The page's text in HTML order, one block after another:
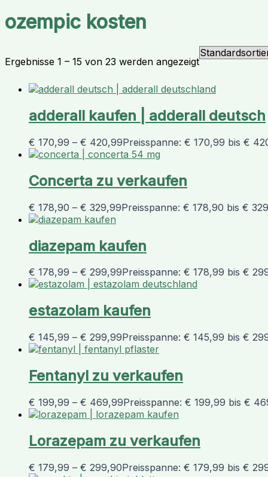
ozempic kosten
Ergebnisse 1 – 15 von 23 werden angezeigt
adderall kaufen | adderall deutsch
€ 170,99 – € 420,99Preisspanne: € 170,99 bis €
Concerta zu verkaufen
€ 178,90 – € 329,99Preisspanne: € 178,90 bis €
diazepam kaufen
€ 178,99 – € 299,99Preisspanne: € 178,99 bis €
estazolam kaufen
€ 145,99 – € 299,99Preisspanne: € 145,99 bis €
Fentanyl zu verkaufen
€ 199,99 – € 469,99Preisspanne: € 199,99 bis €
Lorazepam zu verkaufen
€ 179,99 – € 299,90Preisspanne: € 179,99 bis €